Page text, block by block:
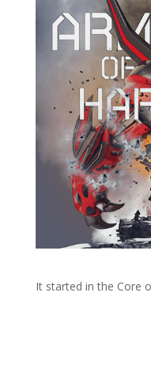
It started in the Core